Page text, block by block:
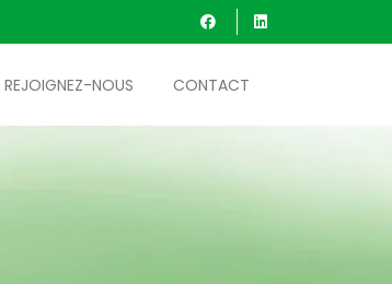
REJOIGNEZ-NOUS CONTACT